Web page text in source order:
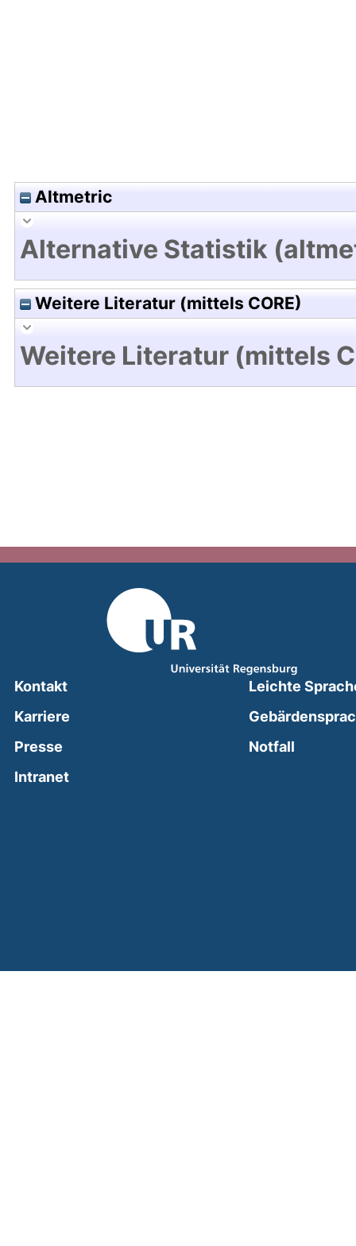
Altmetric
Alternative Statistik
Weitere Literatur (mittels CORE)
Weitere Literatur (mittels
Kontakt
Karriere
Presse
Intranet(external link, opens in a new window)
Leichte
Notfall